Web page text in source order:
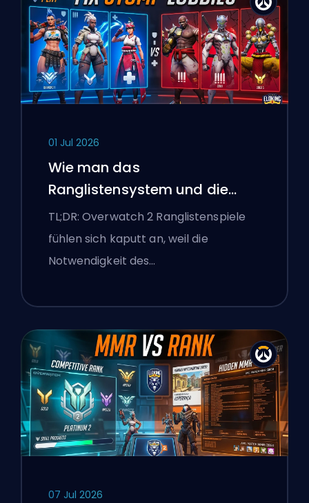
01 Jul 2026
Wie man das
Ranglistensystem und die
überlegenen Lobbys von
Overwatch 2 repariert
TL;DR: Overwatch 2 Ranglistenspiele
fühlen sich kaputt an, weil die
Notwendigkeit des…
07 Jul 2026